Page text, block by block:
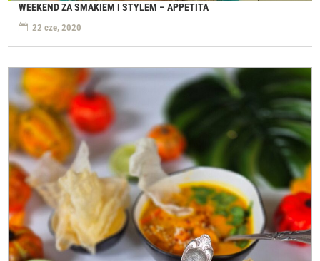
WEEKEND ZA SMAKIEM I STYLEM – APPETITA
22 cze, 2020